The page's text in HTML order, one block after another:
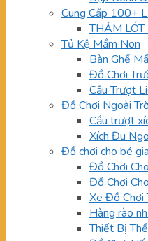
Cung Cấp 100+
THẢM LÓT
Tủ Kệ Mầm Non
Bàn Ghế
Đồ Chơi
Cầu Trượt
Đồ Chơi Ngoài
Cầu trượt
Xích Đu
Đồ chơi cho bé
Đồ Chơi
Đồ Chơi
Xe Đồ Chơi
Hàng rào
Thiết Bị